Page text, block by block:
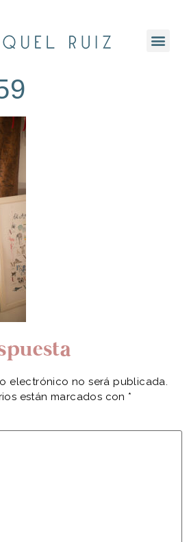
electrónico no será publicada.
están marcados con *